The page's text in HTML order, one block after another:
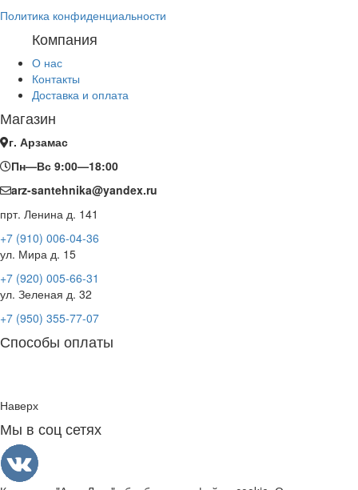
Политика конфиденциальности
Компания
О нас
Контакты
Доставка и оплата
Магазин
г. Арзамас
Пн—Вс 9:00—18:00
arz-santehnika@yandex.ru
прт. Ленина д. 141
+7 (910) 006-04-36
ул. Мира д. 15
+7 (920) 005-66-31
ул. Зеленая д. 32
+7 (950) 355-77-07
Способы оплаты
Наверх
Мы в соц сетях